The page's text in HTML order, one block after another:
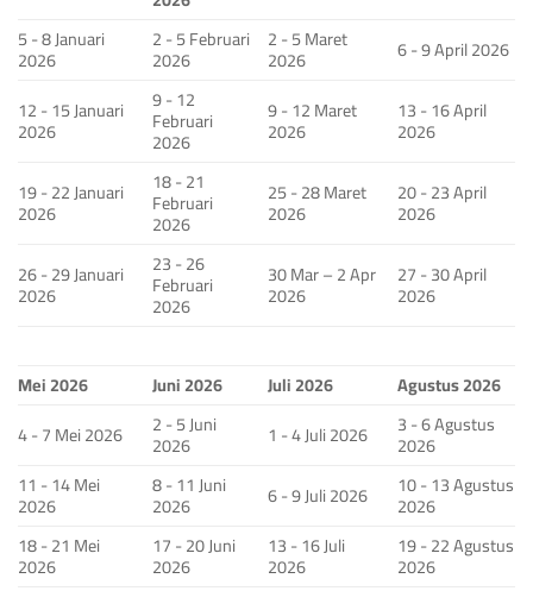
5 - 8 Januari
2026
2 - 5 Februari
2026
2 - 5 Maret
2026
6 - 9 April 2026
12 - 15 Januari
2026
9 - 12
Februari
2026
9 - 12 Maret
2026
13 - 16 April
2026
19 - 22 Januari
2026
18 - 21
Februari
2026
25 - 28 Maret
2026
20 - 23 April
2026
26 - 29 Januari
2026
23 - 26
Februari
2026
30 Mar – 2 Apr
2026
27 - 30 April
2026
Mei 2026 Juni 2026 Juli 2026
Agustus 2026
4 - 7 Mei 2026
2 - 5 Juni
2026 1 - 4 Juli 2026 3 - 6 Agustus
2026
11 - 14 Mei
2026
8 - 11 Juni
2026 6 - 9 Juli 2026 10 - 13 Agustus
2026
18 - 21 Mei
2026
17 - 20 Juni
2026
13 - 16 Juli
2026
19 - 22 Agustus
2026